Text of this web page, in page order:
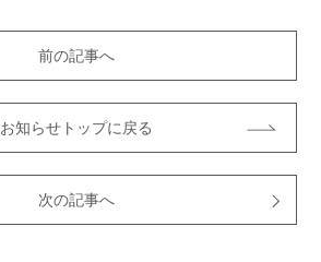
前の記事へ
お知らせトップに戻る
次の記事へ